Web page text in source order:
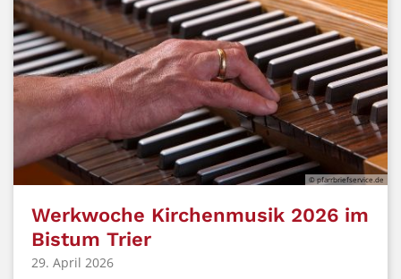
© pfarrbriefservice.de
Werkwoche Kirchenmusik 2026 im
Bistum Trier
29. April 2026